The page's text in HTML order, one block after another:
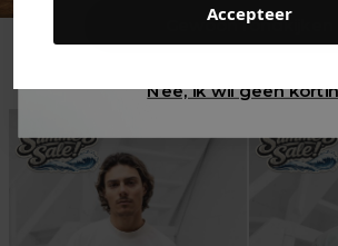
Accepteer
Gewoon rondkijken
Nee, ik wil geen